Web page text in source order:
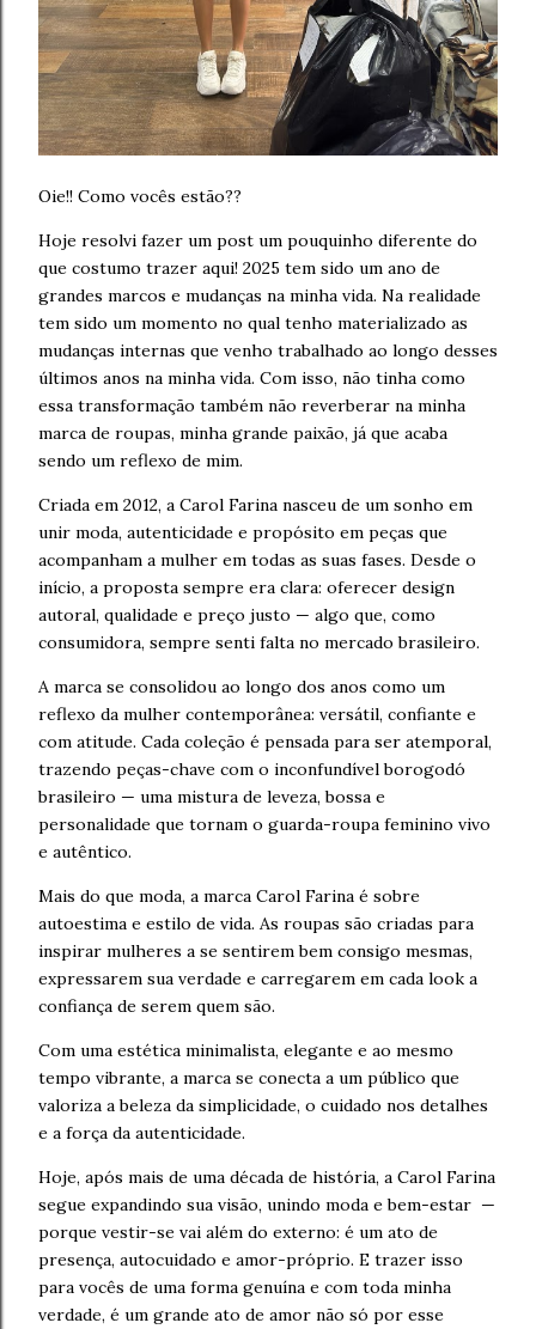
Oie!! Como vocês estão??
Hoje resolvi fazer um post um pouquinho diferente do
que costumo trazer aqui! 2025 tem sido um ano de
grandes marcos e mudanças na minha vida. Na realidade
tem sido um momento no qual tenho materializado as
mudanças internas que venho trabalhado ao longo desses
últimos anos na minha vida. Com isso, não tinha como
essa transformação também não reverberar na minha
marca de roupas, minha grande paixão, já que acaba
sendo um reflexo de mim.
Criada em 2012, a Carol Farina nasceu de um sonho em
unir moda, autenticidade e propósito em peças que
acompanham a mulher em todas as suas fases. Desde o
início, a proposta sempre era clara: oferecer design
autoral, qualidade e preço justo — algo que, como
consumidora, sempre senti falta no mercado brasileiro.
A marca se consolidou ao longo dos anos como um
reflexo da mulher contemporânea: versátil, confiante e
com atitude. Cada coleção é pensada para ser atemporal,
trazendo peças-chave com o inconfundível borogodó
brasileiro — uma mistura de leveza, bossa e
personalidade que tornam o guarda-roupa feminino vivo
e autêntico.
Mais do que moda, a marca Carol Farina é sobre
autoestima e estilo de vida. As roupas são criadas para
inspirar mulheres a se sentirem bem consigo mesmas,
expressarem sua verdade e carregarem em cada look a
confiança de serem quem são.
Com uma estética minimalista, elegante e ao mesmo
tempo vibrante, a marca se conecta a um público que
valoriza a beleza da simplicidade, o cuidado nos detalhes
e a força da autenticidade.
Hoje, após mais de uma década de história, a Carol Farina
segue expandindo sua visão, unindo moda e bem-estar —
porque vestir-se vai além do externo: é um ato de
presença, autocuidado e amor-próprio. E trazer isso
para vocês de uma forma genuína e com toda minha
verdade, é um grande ato de amor não só por esse